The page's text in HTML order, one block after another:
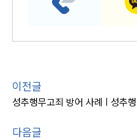
이전글
다음글